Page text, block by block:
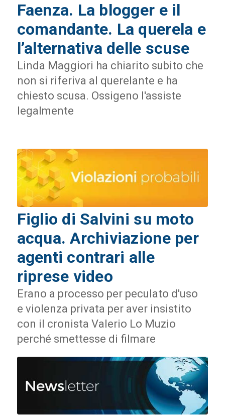
Faenza. La blogger e il
comandante. La querela e
l’alternativa delle scuse
Linda Maggiori ha chiarito subito che
non si riferiva al querelante e ha
chiesto scusa. Ossigeno l'assiste
legalmente
Figlio di Salvini su moto
acqua. Archiviazione per
agenti contrari alle
riprese video
Erano a processo per peculato d'uso
e violenza privata per aver insistito
con il cronista Valerio Lo Muzio
perché smettesse di filmare